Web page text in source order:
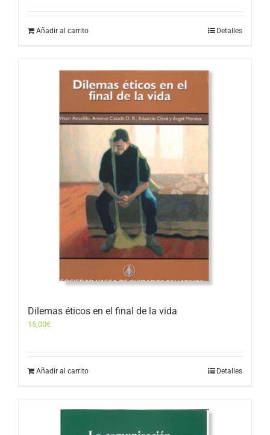
Añadir al carrito Detalles
Dilemas éticos en el final de la vida
15,00€
Añadir al carrito Detalles